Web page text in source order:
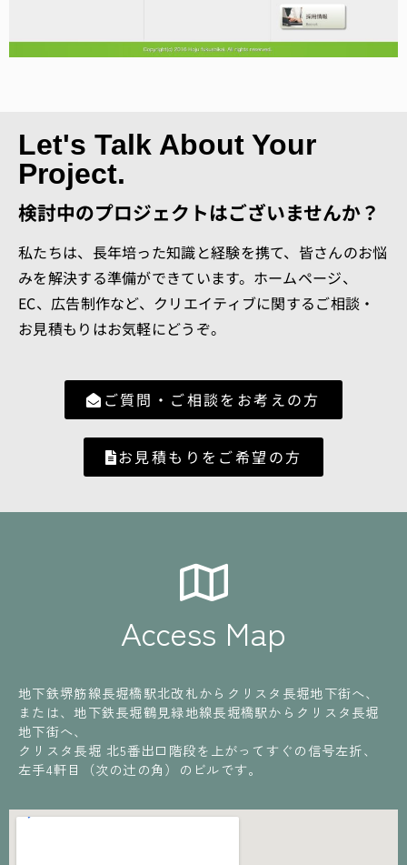
Let's Talk About Your
Project.
検討中のプロジェクトはございませんか？
私たちは、長年培った知識と経験を携て、皆さんのお悩
みを解決する準備ができています。ホームページ、
EC、広告制作など、クリエイティブに関するご相談・
お見積もりはお気軽にどうぞ。
ご質問・ご相談をお考えの方
お見積もりをご希望の方
Access Map
地下鉄堺筋線長堀橋駅北改札からクリスタ長堀地下街へ、
または、地下鉄長堀鶴見緑地線長堀橋駅からクリスタ長堀
地下街へ、
クリスタ長堀 北5番出口階段を上がってすぐの信号左折、
左手4軒目（次の辻の角）のビルです。